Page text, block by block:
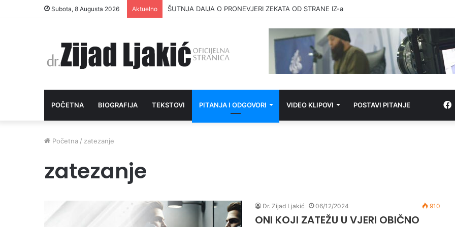
Subota, 8 Augusta 2026 Aktuelno ŠUTNJA DAIJA O PRONEVJERI ZEKATA OD STRANE IZ-a
POČETNA BIOGRAFIJA TEKSTOVI PITANJA I ODGOVORI VIDEO KLIPOVI POSTAVI PITANJE
Početna / zatezanje
zatezanje
Dr. Zijad Ljakić 06/12/2024 910
ONI KOJI ZATEŽU U VJERI OBIČNO